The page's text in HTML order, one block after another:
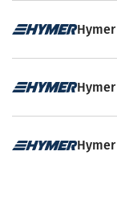
Hymer
Hymer
Hymer